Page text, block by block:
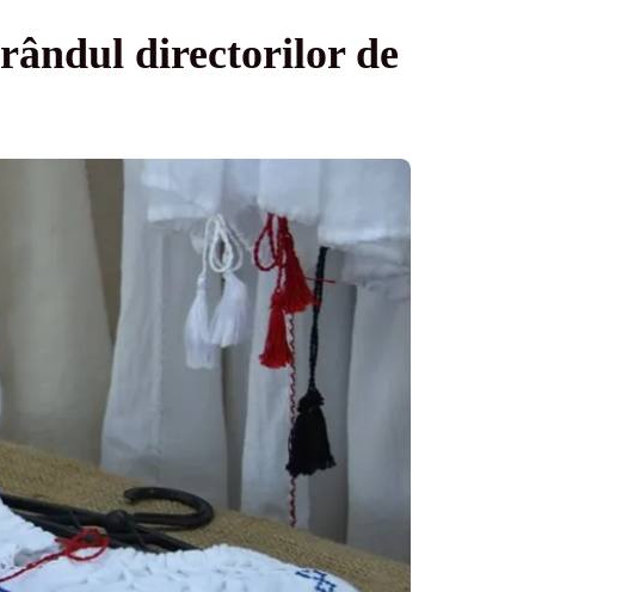
directorilor de